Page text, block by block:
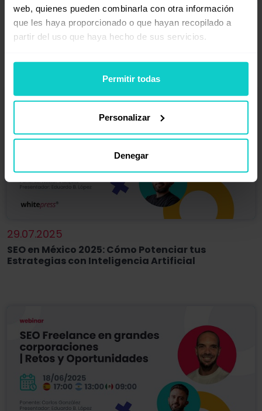
web, quienes pueden combinarla con otra información
que les haya proporcionado o que hayan recopilado a
partir del uso que haya hecho de sus servicios.
Permitir todas
Personalizar
Denegar
15.01.2026 51 min
Más allá de Google: Autoridad, "AEO" y por qué la
IA prefiere marcas fuertes
29.07.2025
SEO en México 2025: Cómo Potenciar tus
Estrategias con Inteligencia Artificial